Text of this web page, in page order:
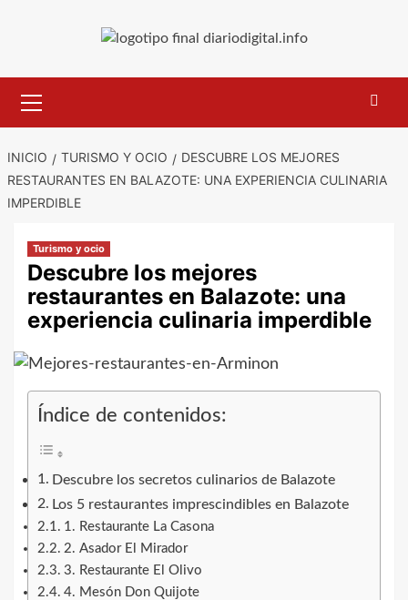
primario
INICIO TURISMO Y OCIO
DESCUBRE LOS MEJORES
RESTAURANTES EN BALAZOTE: UNA EXPERIENCIA CULINARIA
IMPERDIBLE
Turismo y ocio
Descubre los mejores
restaurantes en Balazote: una
experiencia culinaria imperdible
Índice de contenidos:
Descubre los secretos culinarios de Balazote
Los 5 restaurantes imprescindibles en Balazote
1. Restaurante La Casona
2. Asador El Mirador
3. Restaurante El Olivo
4. Mesón Don Quijote